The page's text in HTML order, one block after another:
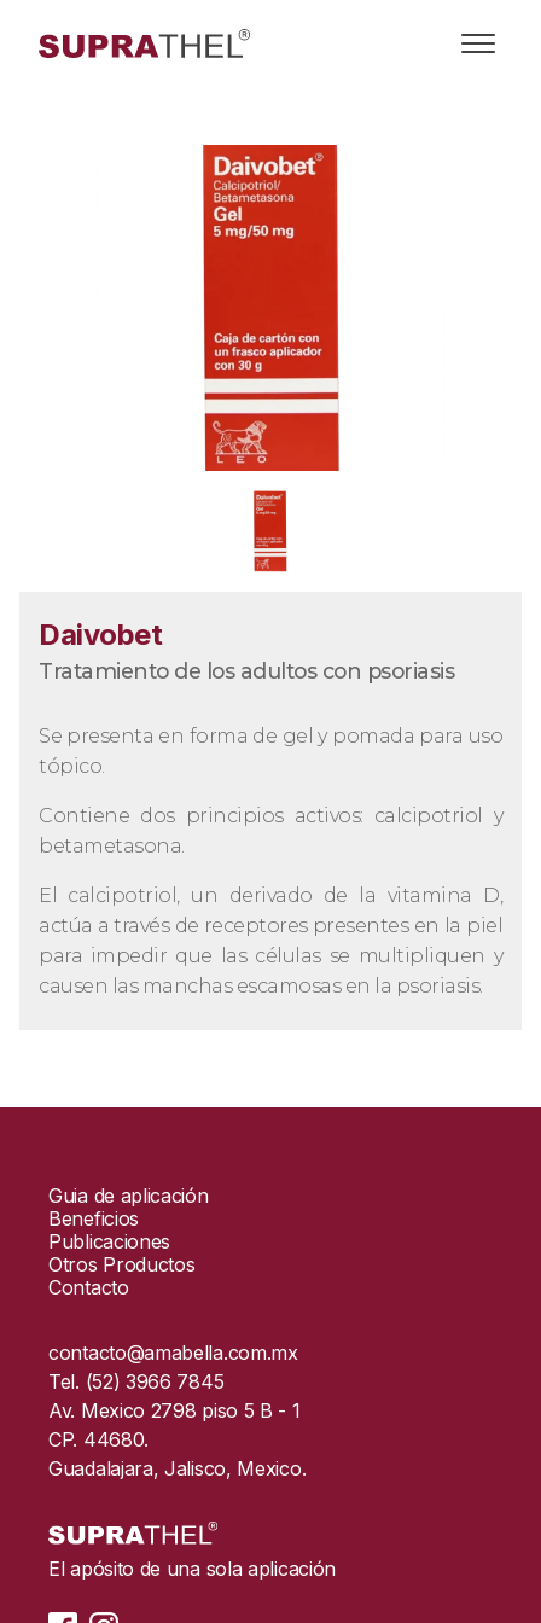
Daivobet
Tratamiento de los adultos con psoriasis
Se presenta en forma de gel y pomada para uso
tópico.
Contiene dos principios activos: calcipotriol y
betametasona.
El calcipotriol, un derivado de la vitamina D,
actúa a través de receptores presentes en la piel
para impedir que las células se multipliquen y
causen las manchas escamosas en la psoriasis.
Guia de aplicación
Beneficios
Publicaciones
Otros Productos
Contacto
contacto@amabella.com.mx
Tel. (52) 3966 7845
Av. Mexico 2798 piso 5 B - 1
CP. 44680.
Guadalajara, Jalisco, Mexico.
El apósito de una sola aplicación